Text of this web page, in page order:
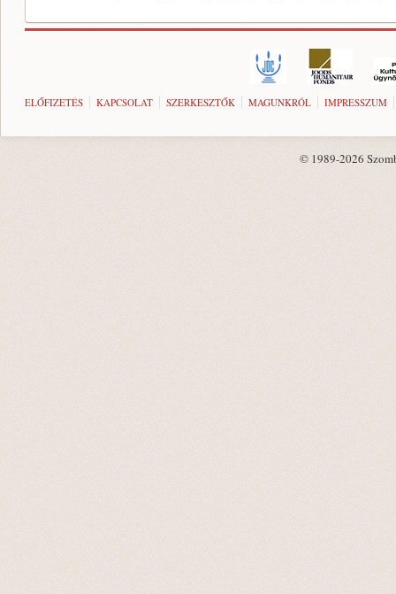
ELŐFIZETÉS KAPCSOLAT SZERKESZTŐK MAGUNKRÓL IMPRESSZUM
© 1989-2026